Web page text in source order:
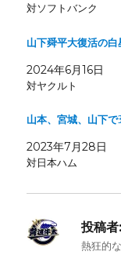
対ソフトバンク
山下舜平大復活の
2024年6月16日
対ヤクルト
山本、宮城、山下で
2023年7月28日
対日本ハム
投稿者:
熱狂的